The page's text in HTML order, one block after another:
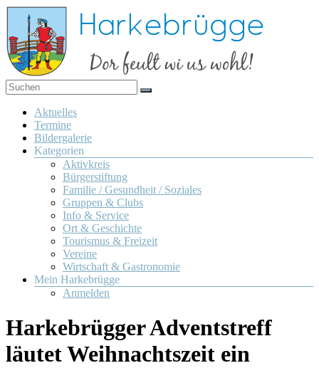
Zum
Inhalt
springen
Harkebrügge
Dor
feult
wi us
wohl!
Menü
Aktuelles
Termine
Bildergalerie
Kategorien
Aktivkreis
Bürgerstiftung
Familie / Gesundheit / Soziales
Gruppen & Clubs
Info & Service
Ort & Geschichte
Tourismus & Freizeit
Vereine
Wirtschaft & Gastronomie
Mein Harkebrügge
Anmelden
Harkebrügger Adventstreff
läutet Weihnachtszeit ein